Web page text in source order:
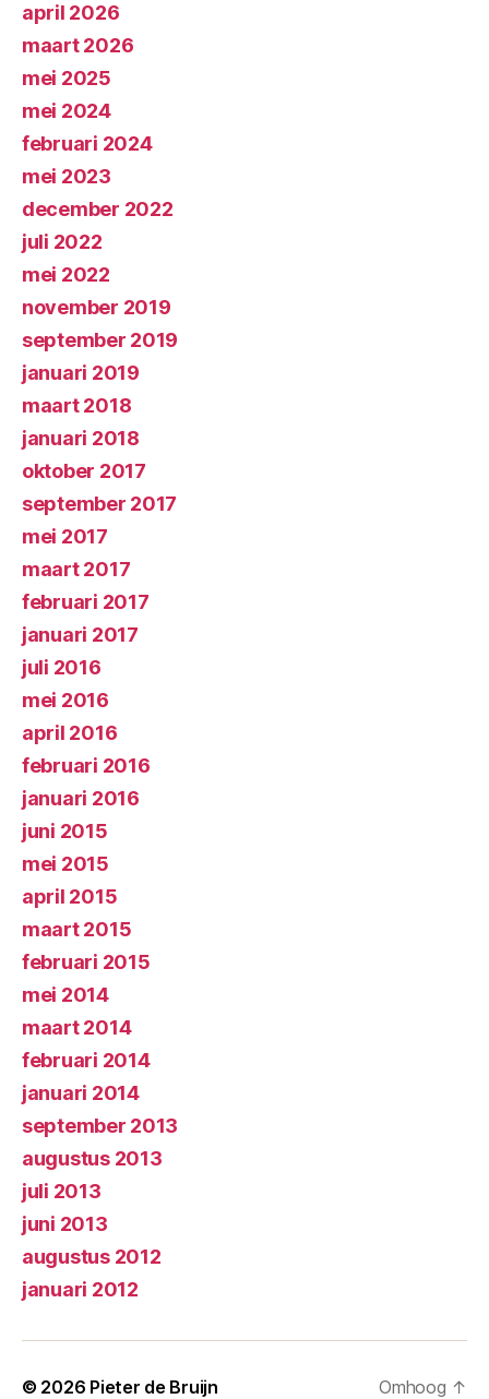
april 2026
maart 2026
mei 2025
mei 2024
februari 2024
mei 2023
december 2022
juli 2022
mei 2022
november 2019
september 2019
januari 2019
maart 2018
januari 2018
oktober 2017
september 2017
mei 2017
maart 2017
februari 2017
januari 2017
juli 2016
mei 2016
april 2016
februari 2016
januari 2016
juni 2015
mei 2015
april 2015
maart 2015
februari 2015
mei 2014
maart 2014
februari 2014
januari 2014
september 2013
augustus 2013
juli 2013
juni 2013
augustus 2012
januari 2012
© 2026 Pieter de Bruijn Omhoog ↑